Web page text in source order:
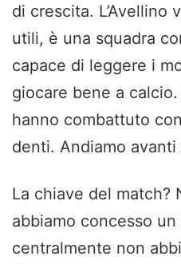
di crescita. L’Avellino
utili, è una squadra
capace di leggere i
giocare bene a
hanno combattuto
denti. Andiamo
La chiave del match?
abbiamo concesso
centralmente non